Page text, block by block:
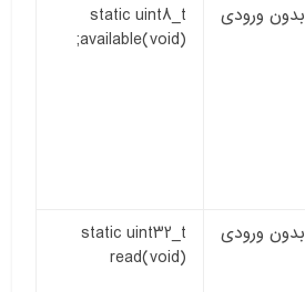
بدون ورودی
static uint8_t
available(void);
بدون ورودی
static uint32_t
read(void)